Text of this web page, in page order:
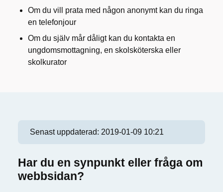
Om du vill prata med någon anonymt kan du ringa
en telefonjour
Om du själv mår dåligt kan du kontakta en
ungdomsmottagning, en skolsköterska eller
skolkurator
Senast uppdaterad: 2019-01-09 10:21
Har du en synpunkt eller fråga om
webbsidan?